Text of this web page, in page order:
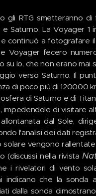
RTG smetteranno
Saturno. La Voyager 1
continuò a
Voyager fecero
Io, che non erano mai
verso Saturno. Il
di poco più di 120000
di Saturno e di
impedendole di visitare
dal Sole,
l'analisi dei dati
vengono
(discussi nella rivista
i rivelatori di vento
indicano che la
dalla sonda